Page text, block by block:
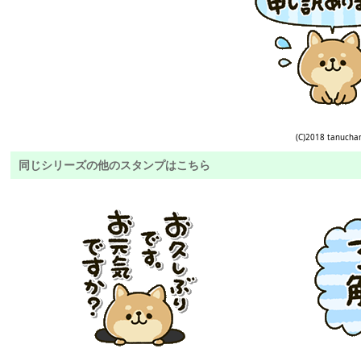
(C)2018
同じシリーズの他のスタンプはこちら